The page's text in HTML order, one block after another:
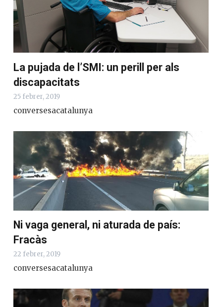
La pujada de l’SMI: un perill per als
discapacitats
25 febrer, 2019
conversesacatalunya
Ni vaga general, ni aturada de país:
Fracàs
22 febrer, 2019
conversesacatalunya